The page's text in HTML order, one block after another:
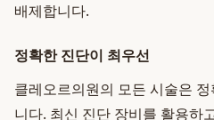
배제합니다.
정확한 진단이 최우선
클레오르의원의 모든 시술은
니다. 최신 진단 장비를 활용하